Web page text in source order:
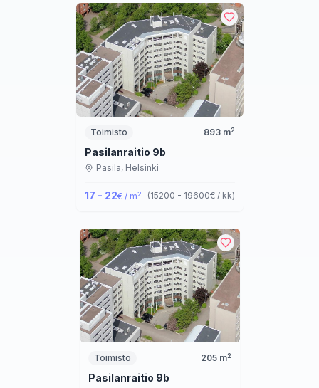
Toimisto 893m2
Pasilanraitio 9b
Pasila, Helsinki
17 - 22€ / m2 (15200 - 19600€ / kk)
Toimisto 205m2
Pasilanraitio 9b